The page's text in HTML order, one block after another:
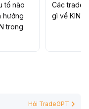
tố nào
hưởng
trong
Các trader
gì về KIN?
Hỏi TradeGPT